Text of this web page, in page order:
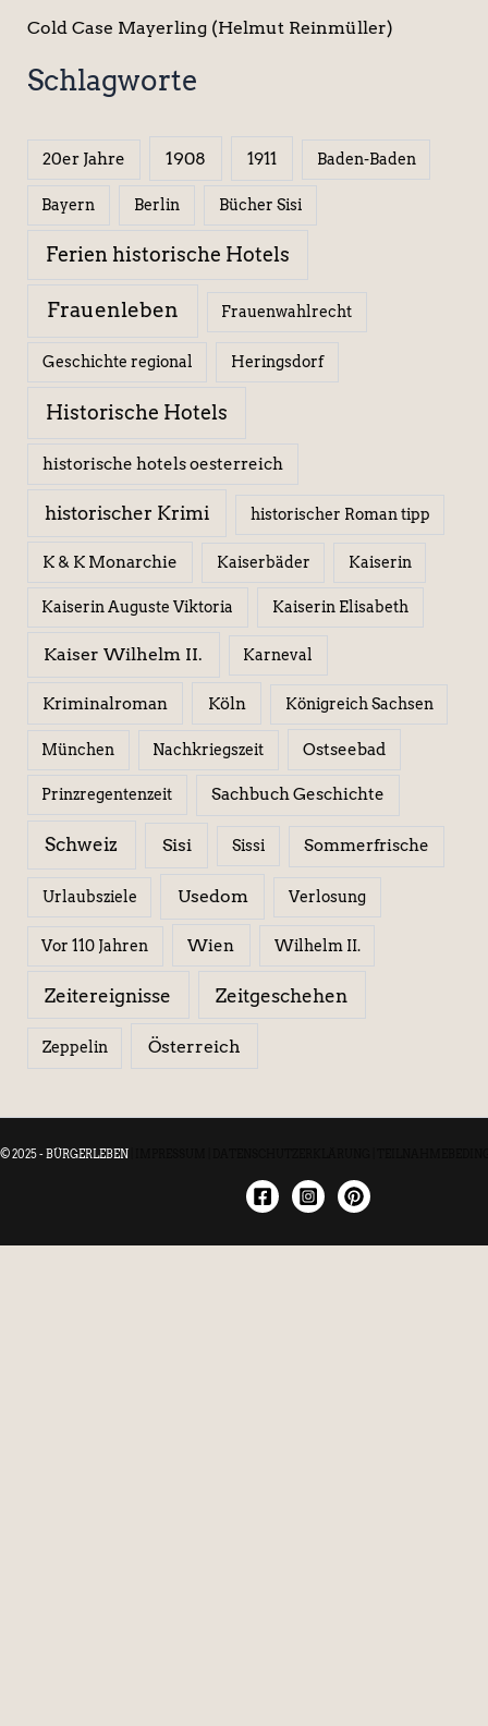
Cold Case Mayerling (Helmut Reinmüller)
Schlagworte
20er Jahre 1908 1911 Baden-Baden
Bayern Berlin Bücher Sisi
Ferien historische Hotels
Frauenleben Frauenwahlrecht
Geschichte regional Heringsdorf
Historische Hotels
historische hotels oesterreich
historischer Krimi historischer Roman tipp
K & K Monarchie Kaiserbäder Kaiserin
Kaiserin Auguste Viktoria Kaiserin Elisabeth
Kaiser Wilhelm II. Karneval
Kriminalroman Köln Königreich Sachsen
München Nachkriegszeit Ostseebad
Prinzregentenzeit Sachbuch Geschichte
Schweiz Sisi Sissi Sommerfrische
Urlaubsziele Usedom Verlosung
Vor 110 Jahren Wien Wilhelm II.
Zeitereignisse Zeitgeschehen
Zeppelin Österreich
© 2025 - BÜRGERLEBEN